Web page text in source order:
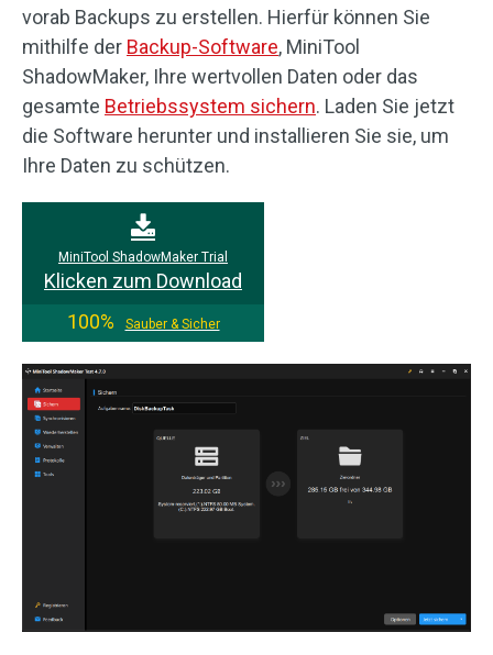
vorab Backups zu erstellen. Hierfür können Sie
mithilfe der Backup-Software, MiniTool
ShadowMaker, Ihre wertvollen Daten oder das
gesamte Betriebssystem sichern. Laden Sie jetzt
die Software herunter und installieren Sie sie, um
Ihre Daten zu schützen.
MiniTool ShadowMaker Trial
Klicken zum Download
100%
Sauber & Sicher